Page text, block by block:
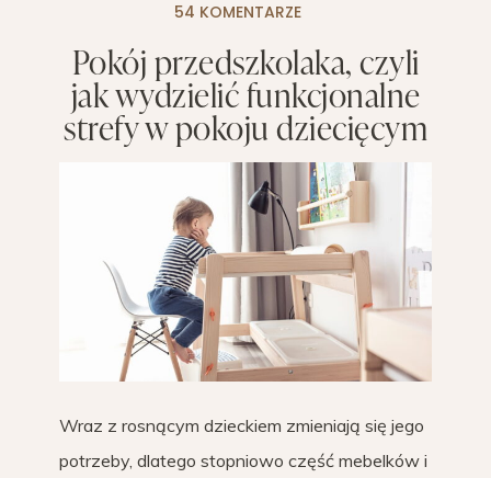
54 KOMENTARZE
Pokój przedszkolaka, czyli
jak wydzielić funkcjonalne
strefy w pokoju dziecięcym
Wraz z rosnącym dzieckiem zmieniają się jego
potrzeby, dlatego stopniowo część mebelków i